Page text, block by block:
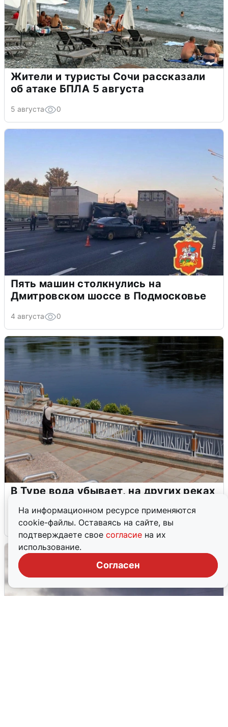
На информационном ресурсе применяются
cookie-файлы. Оставаясь на сайте, вы
подтверждаете свое согласие на их
использование.
Согласен
Жители и туристы Сочи рассказали
об атаке БПЛА 5 августа
5 августа 0
Пять машин столкнулись на
Дмитровском шоссе в Подмосковье
4 августа 0
В Туре вода убывает, на других реках
4 августа 0